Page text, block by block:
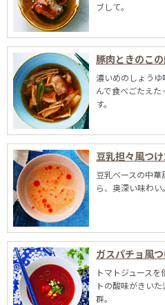
ブして。
豚肉ときのこ
濃いめのしょうゆ
んで食べごたえ
す。
豆乳担々風つ
豆乳ベースの中
ら、奥深い味わい
ガスパチョ風
トマトジュース
トの酸味がきい
群。